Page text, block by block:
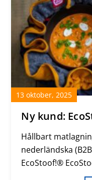
13 oktober,2025
Ny kund:
Hållbart
nederländska
EcoStoof!®